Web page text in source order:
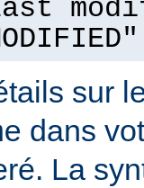
sur
dans
La